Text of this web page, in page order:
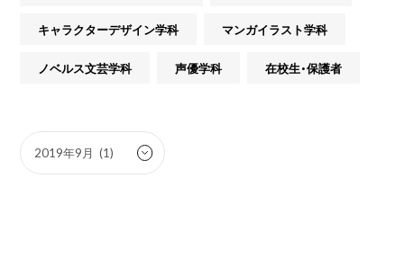
キャラクターデザイン学科 マンガイラスト学科
ノベルス文芸学科 声優学科 在校生・保護者